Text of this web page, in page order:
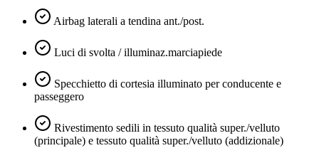
Airbag laterali a tendina ant./post.
Luci di svolta / illuminaz.marciapiede
Specchietto di cortesia illuminato per conducente e
passeggero
Rivestimento sedili in tessuto qualità super./velluto
(principale) e tessuto qualità super./velluto (addizionale)